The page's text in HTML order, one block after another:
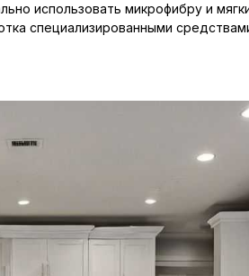
использовать микрофибру и
специализированными